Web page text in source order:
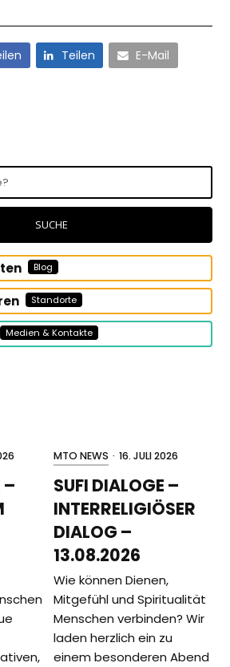
Teilen E-Mail
SUCHE
Blog
Standorte
Medien & Kontakte
–
MTO NEWS · 16. JULI 2026
SUFI DIALOGE –
INTERRELIGIÖSER
DIALOG –
13.08.2026
Wie können Dienen,
Mitgefühl und Spiritualität
Menschen verbinden? Wir
laden herzlich ein zu
einem besonderen Abend